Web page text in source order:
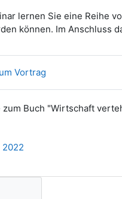
lernen Sie eine Reihe
können. Im Anschluss
Vortrag
zum Buch "Wirtschaft
2022